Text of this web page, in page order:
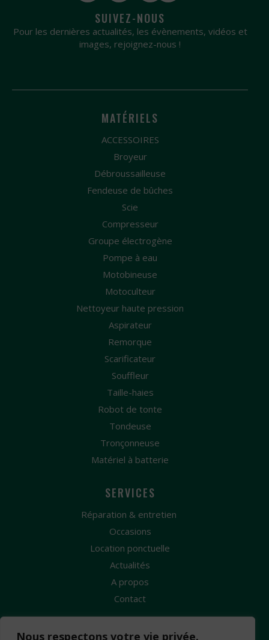
Nous respectons votre vie privée.
SUIVEZ-NOUS
Pour les dernières actualités, les évènements, vidéos et
images, rejoignez-nous !
MATÉRIELS
ACCESSOIRES
Broyeur
Débroussailleuse
Fendeuse de bûches
Scie
Compresseur
Groupe électrogène
Pompe à eau
Motobineuse
Motoculteur
Nettoyeur haute pression
Aspirateur
Remorque
Scarificateur
Souffleur
Taille-haies
Robot de tonte
Tondeuse
Tronçonneuse
Matériel à batterie
SERVICES
Réparation & entretien
Occasions
Location ponctuelle
Actualités
A propos
Contact